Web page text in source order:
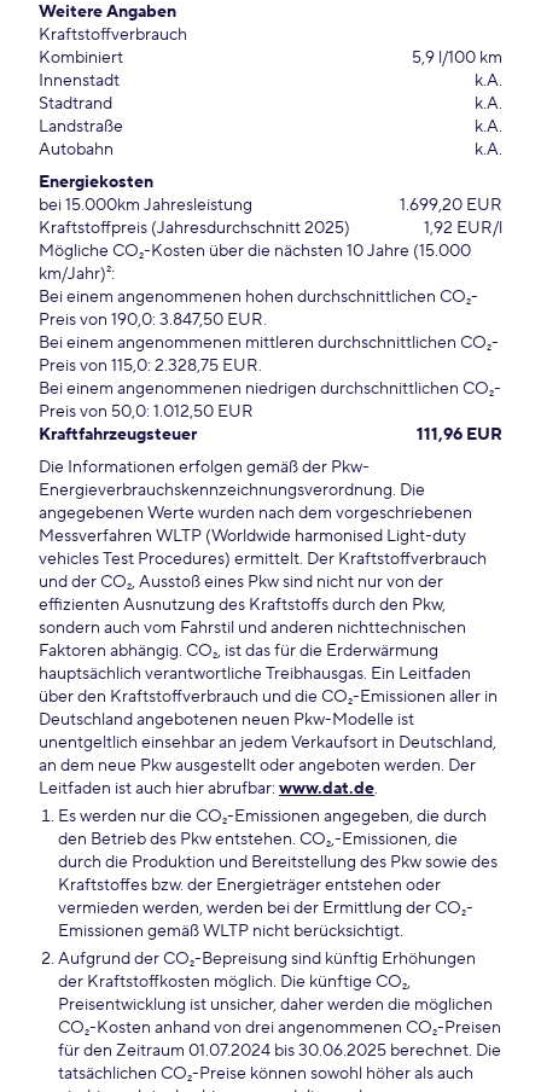
Weitere Angaben
Kraftstoffverbrauch
Kombiniert
5,9 l/100 km
Innenstadt
k.A.
Stadtrand
k.A.
Landstraße
k.A.
Autobahn
k.A.
Energiekosten
bei 15.000km Jahresleistung
1.699,20 EUR
Kraftstoffpreis (Jahresdurchschnitt 2025)
1,92 EUR/l
Mögliche CO₂-Kosten über die nächsten 10 Jahre (15.000
km/Jahr)²:
Bei einem angenommenen hohen durchschnittlichen CO₂-
Preis von 190,0: 3.847,50 EUR.
Bei einem angenommenen mittleren durchschnittlichen CO₂-
Preis von 115,0: 2.328,75 EUR.
Bei einem angenommenen niedrigen durchschnittlichen CO₂-
Preis von 50,0: 1.012,50 EUR
Kraftfahrzeugsteuer
111,96 EUR
Die Informationen erfolgen gemäß der Pkw-
Energieverbrauchskennzeichnungsverordnung. Die
angegebenen Werte wurden nach dem vorgeschriebenen
Messverfahren WLTP (Worldwide harmonised Light-duty
vehicles Test Procedures) ermittelt. Der Kraftstoffverbrauch
und der CO₂, Ausstoß eines Pkw sind nicht nur von der
effizienten Ausnutzung des Kraftstoffs durch den Pkw,
sondern auch vom Fahrstil und anderen nichttechnischen
Faktoren abhängig. CO₂, ist das für die Erderwärmung
hauptsächlich verantwortliche Treibhausgas. Ein Leitfaden
über den Kraftstoffverbrauch und die CO₂-Emissionen aller in
Deutschland angebotenen neuen Pkw-Modelle ist
unentgeltlich einsehbar an jedem Verkaufsort in Deutschland,
an dem neue Pkw ausgestellt oder angeboten werden. Der
Leitfaden ist auch hier abrufbar: www.dat.de.
Es werden nur die CO₂-Emissionen angegeben, die durch
den Betrieb des Pkw entstehen. CO₂,-Emissionen, die
durch die Produktion und Bereitstellung des Pkw sowie des
Kraftstoffes bzw. der Energieträger entstehen oder
vermieden werden, werden bei der Ermittlung der CO₂-
Emissionen gemäß WLTP nicht berücksichtigt.
Aufgrund der CO₂-Bepreisung sind künftig Erhöhungen
der Kraftstoffkosten möglich. Die künftige CO₂,
Preisentwicklung ist unsicher, daher werden die möglichen
CO₂-Kosten anhand von drei angenommenen CO₂-Preisen
für den Zeitraum 01.07.2024 bis 30.06.2025 berechnet. Die
tatsächlichen CO₂-Preise können sowohl höher als auch